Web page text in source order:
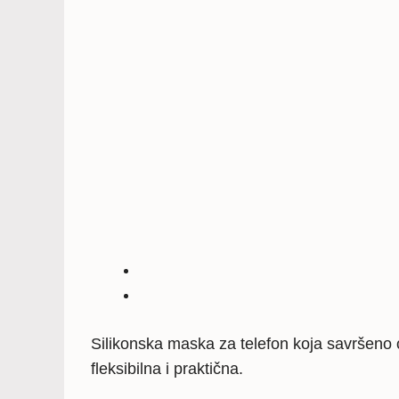
Silikonska maska za telefon koja
fleksibilna i praktična.